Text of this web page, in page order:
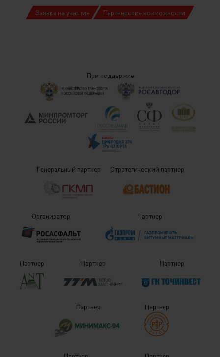
Заявка на участие Партнерские возможности
При поддержке
Генеральный партнер Стратегический партнер
Организатор Партнер
Партнер Партнер Партнер
Партнер Партнер